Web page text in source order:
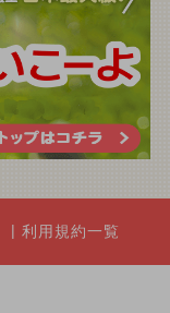
利用規約一覧